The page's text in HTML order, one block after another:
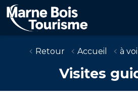
Skip
main
content
Retour
Accueil à
Visites